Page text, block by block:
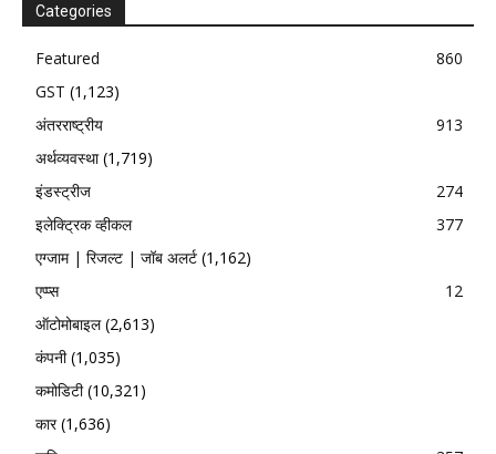
Categories
Featured
860
GST (1,123)
अंतरराष्ट्रीय
913
अर्थव्यवस्था(1,719)
इंडस्ट्रीज
274
इलेक्ट्रिक व्हीकल
377
एग्जाम | रिजल्ट | जॉब अलर्ट (1,162)
एप्प्स
12
ऑटोमोबाइल(2,613)
कंपनी(1,035)
कमोडिटी(10,321)
कार(1,636)